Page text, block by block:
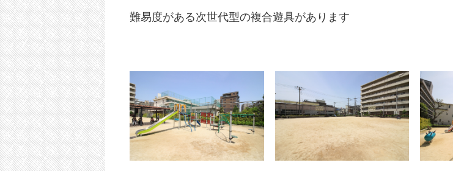
難易度がある次世代型の複合遊具があります